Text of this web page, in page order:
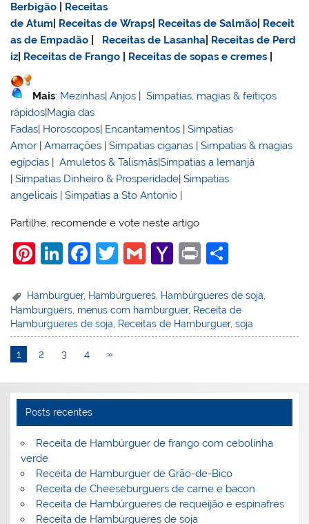
Berbigão
Receitas
de Atum
Receitas de Wraps Receitas de Salmão
Receit
as de Empadão
Receitas de Lasanha
Receitas de Perd
iz
Receitas de Frango Receitas de sopas e cremes
Mais: Mezinhas|Anjos |Simpatias, magias & feitiços
rápidos|Magia das
Fadas| Horoscopos| Encantamentos |Simpatias
Amor |Amarrações |Simpatias ciganas |Simpatias & magias
egípcias |Amuletos & Talismãs|Simpatias a Iemanjá
|Simpatias Dinheiro & Prosperidade|Simpatias
angelicais |Simpatias a Sto Antonio |
Partilhe, recomende e vote neste artigo
Pi
er
e
st
Li
k
e
dI
n
F
c
e
b
k
T
itt
er
G
ai
l
Y
h
o
o
l
Pr
t
ar
e
Hamburguer, Hambúrgueres Hambúrgueres de soja
Hamburguers menus com hamburguer, Receita de
Hambúrgueres de soja
Receitas de Hamburguer,soja
1 2 3 4 »
Posts recentes
Receita de Hambúrguer de frango com cebolinha
verde
Receita de Hamburguer de Grão-de-Bico
Receita de Cheeseburguers de carne e bacon
Receita de Hambúrgueres de requeijão e espinafres
Receita de Hambúrgueres de soja